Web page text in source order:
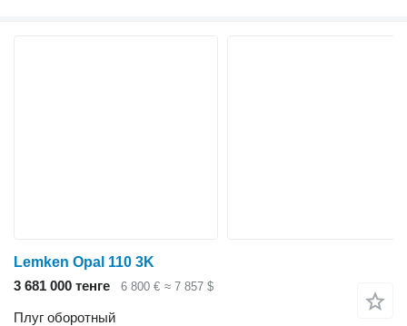
Lemken Opal 110 3K
3 681 000 тенге
6 800 € ≈ 7 857 $
Плуг оборотный